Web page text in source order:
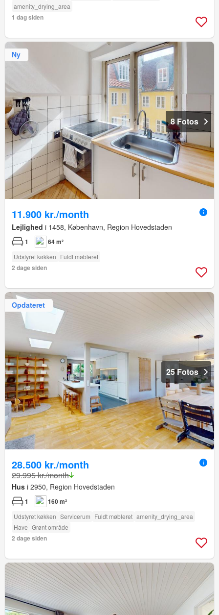
amenity_drying_area
1 dag siden
Ny
8 Fotos
11.900 kr./month
Lejlighed i 1458, København, Region Hovedstaden
1 64 m²
Udstyret køkken Fuldt møbleret
2 dage siden
Opdateret
25 Fotos
28.500 kr./month
29.995 kr./month
Hus i 2950, Region Hovedstaden
1 160 m²
Udstyret køkken Servicerum Fuldt møbleret amenity_drying_area
Have Grønt område
2 dage siden